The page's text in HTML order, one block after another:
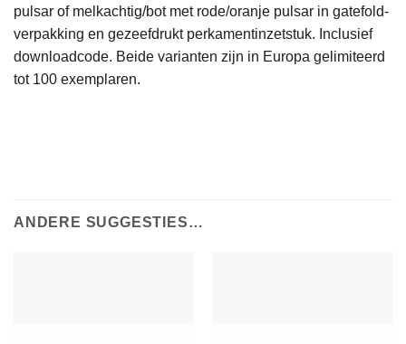
pulsar of melkachtig/bot met rode/oranje pulsar in gatefold-
verpakking en gezeefdrukt perkamentinzetstuk. Inclusief
downloadcode. Beide varianten zijn in Europa gelimiteerd
tot 100 exemplaren.
ANDERE SUGGESTIES…